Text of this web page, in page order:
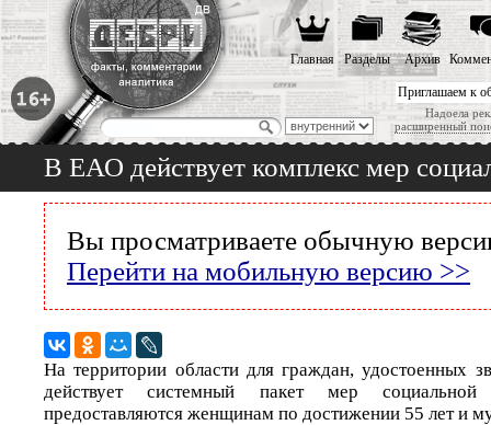
Приглашаем к
Надоела
расширенный
Главная Разделы Архив
В ЕАО действует комплекс мер
Вы просматриваете обычную
Перейти на мобильную версию >>
На территории области для граждан, удостоенных
действует системный пакет мер
предоставляются женщинам по достижении 55 лет и